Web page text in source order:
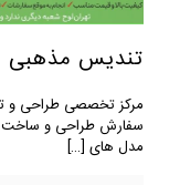
تندیس مذهبی
مرکز تخصصی طراحی و
مدل های […]